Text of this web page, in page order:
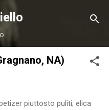
principali
NA)
piuttosto puliti; elica